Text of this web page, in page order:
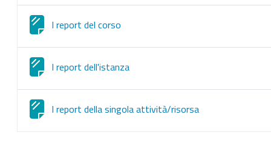
I report del corso
I report dell'istanza网页
I report della singola attività/risorsa网页